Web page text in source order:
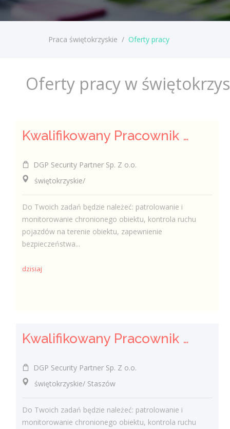
Praca świętokrzyskie / Oferty pracy
Oferty pracy w
Kwalifikowany Pracownik / Kwalifikowana Pracowniczka Ochrony
DGP Security Partner Sp. Z o.o.
świętokrzyskie/
Do Twoich zadań będzie należeć: patrolowanie i
monitorowanie chronionego obiektu, kontrola ruchu
pojazdów na terenie obiektu, zapewnienie
bezpieczeństwa...
dzisiaj
Kwalifikowany Pracownik / Kwalifikowana Pracowniczka Ochrony
DGP Security Partner Sp. Z o.o.
świętokrzyskie/ Staszów
Do Twoich zadań będzie należeć: patrolowanie i
monitorowanie chronionego obiektu, kontrola ruchu